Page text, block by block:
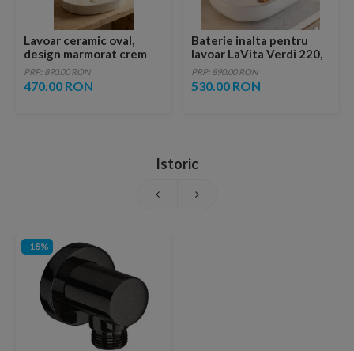
Lavoar ceramic oval,
design marmorat crem
lucios cu vene aurii,
ventil inclus
PRP: 890.00 RON
470.00 RON
Baterie inalta pentru
lavoar LaVita Verdi 220,
fara ventil, brushed
copper
PRP: 890.00 RON
530.00 RON
Istoric
-18%